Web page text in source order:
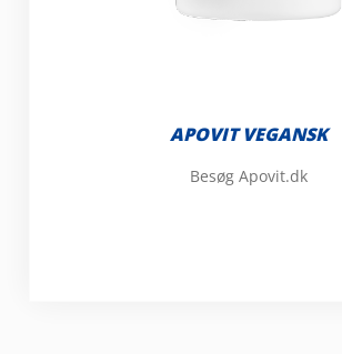
APOVIT VEGANSK
Besøg Apovit.dk